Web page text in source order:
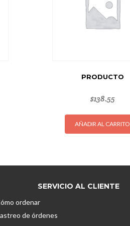
PRODUCTO
$138.55
AÑADIR AL CARRITO
SERVICIO AL CLIENTE
ordenar
de órdenes